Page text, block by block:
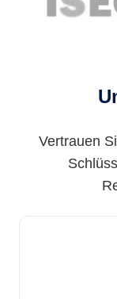
Vertrauen